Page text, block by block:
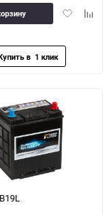
Добавить